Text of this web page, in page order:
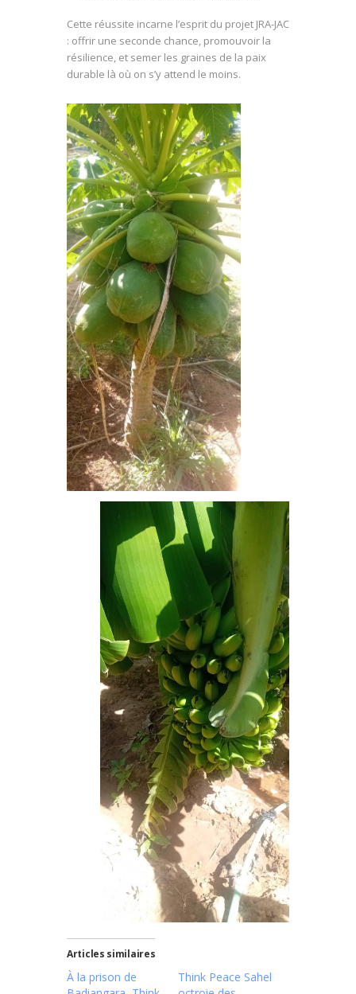
Cette réussite incarne l’esprit du projet JRA-JAC
: offrir une seconde chance, promouvoir la
résilience, et semer les graines de la paix
durable là où on s’y attend le moins.
Articles similaires
À la prison de
Think Peace Sahel